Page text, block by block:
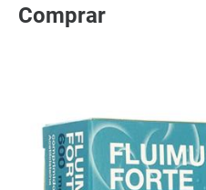
Comprar